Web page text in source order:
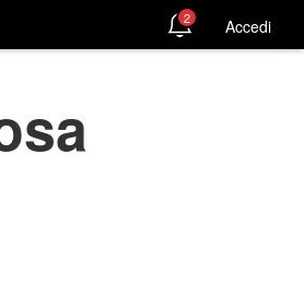
2 Accedi